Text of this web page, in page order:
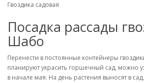
Гвоздика садовая
Посадка рассады
Шабо
Перенести в постоянные контейнеры
планируют украсить горшечный сад, можно
в начале мая. На день растения выносят в